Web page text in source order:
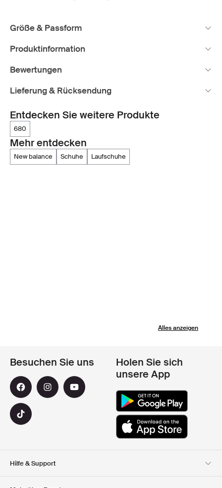
Größe & Passform
Produktinformation
Bewertungen
Lieferung & Rücksendung
Entdecken Sie weitere Produkte
680
Mehr entdecken
new balance schuhe laufschuhe
Alles anzeigen
Hilfe & Support
Besuchen Sie uns
Holen Sie sich
unsere App